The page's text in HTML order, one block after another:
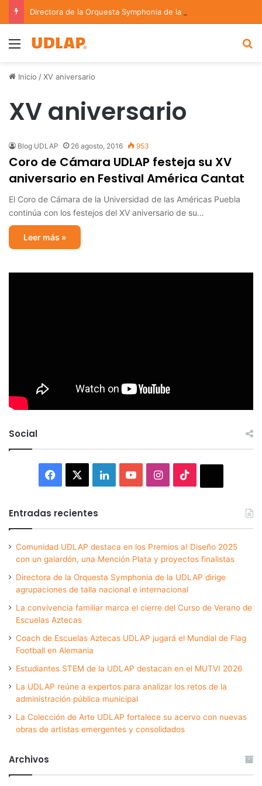
Menu
Inicio /XV aniversario
XV aniversario
Blog UDLAP 26 agosto, 2016 953
Coro de Cámara UDLAP festeja su XV
aniversario en Festival América Cantat
El Coro de Cámara de la Universidad de las Américas Puebla
continúa con los festejos del XV aniversario de su…
Leer más »
Social
Facebook LinkedInYouTubeInstagram
Entradas recientes
Comunidad UDLAP destaca en los Premios a! Diseño 2025
con un galardón, una Mención Plata y proyectos finalistas
Directora de la Orquesta Symphonia de la UDLAP dirige
agrupaciones de talla nacional e internacional
La convivencia familiar marca el cierre del Curso de Verano de
Escuelas Aztecas
Coach de Escuelas Aztecas UDLAP jugará el Mundial de Flag
Football en Alemania
Estudiantes STEM de la UDLAP destacan en el MUTVI 2026
La UDLAP reúne a expertos para analizar los retos de la
administración pública municipal
La Colección de Arte UDLAP fortalece su acervo con nuevas
obras de artistas emergentes y consolidados
Archivos